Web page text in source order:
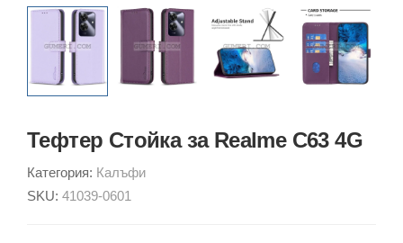
Тефтер Стойка за Realme C63 4G
Категория: Калъфи
SKU: 41039-0601